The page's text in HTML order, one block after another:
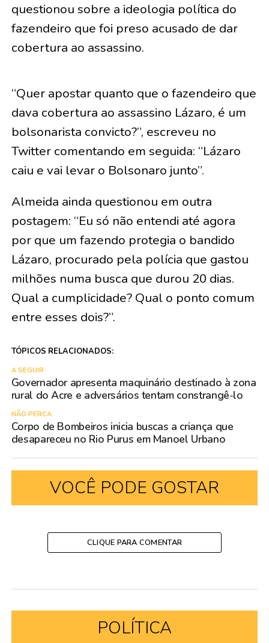
questionou sobre a ideologia política do
fazendeiro que foi preso acusado de dar
cobertura ao assassino.
“Quer apostar quanto que o fazendeiro que
dava cobertura ao assassino Lázaro, é um
bolsonarista convicto?”, escreveu no
Twitter comentando em seguida: “Lázaro
caiu e vai levar o Bolsonaro junto”.
Almeida ainda questionou em outra
postagem: “Eu só não entendi até agora
por que um fazendo protegia o bandido
Lázaro, procurado pela polícia que gastou
milhões numa busca que durou 20 dias.
Qual a cumplicidade? Qual o ponto comum
entre esses dois?”.
TÓPICOS RELACIONADOS:
A SEGUIR
Governador apresenta maquinário destinado à zona
rural do Acre e adversários tentam constrangê-lo
NÃO PERCA
Corpo de Bombeiros inicia buscas a criança que
desapareceu no Rio Purus em Manoel Urbano
VOCÊ PODE GOSTAR
CLIQUE PARA COMENTAR
POLÍTICA